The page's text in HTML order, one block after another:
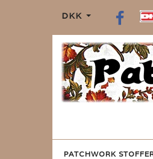
DKK
PATCHWORK